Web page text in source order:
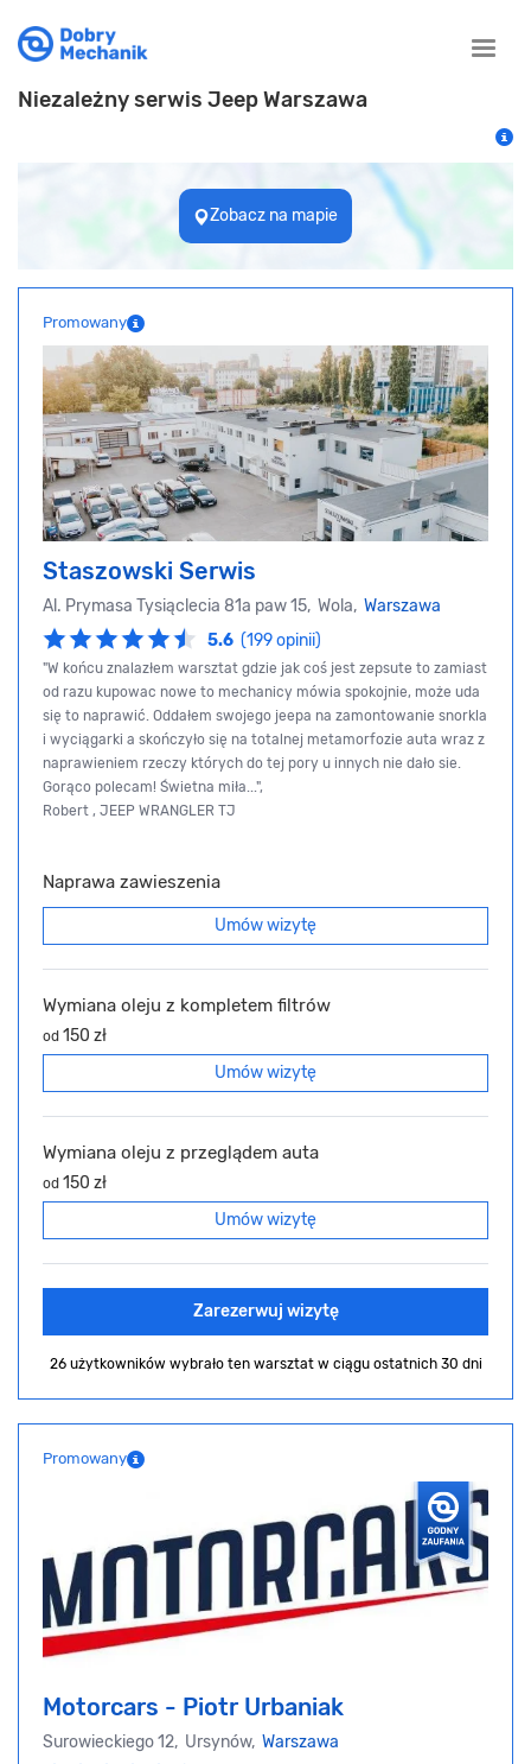
Toggle
Niezależny serwis Jeep Warszawa
Zobacz na mapie
Promowany
Staszowski Serwis
Al. Prymasa Tysiąclecia 81a paw 15, Wola, Warszawa
5.6 (199 opinii)
"W końcu znalazłem warsztat gdzie jak coś jest zepsute to zamiast
od razu kupowac nowe to mechanicy mówia spokojnie, może uda
się to naprawić. Oddałem swojego jeepa na zamontowanie snorkla
i wyciągarki a skończyło się na totalnej metamorfozie auta wraz z
naprawieniem rzeczy których do tej pory u innych nie dało sie.
Gorąco polecam! Świetna miła...",
Robert , JEEP WRANGLER TJ
Naprawa zawieszenia
Umów wizytę
Wymiana oleju z kompletem filtrów
od 150 zł
Umów wizytę
Wymiana oleju z przeglądem auta
od 150 zł
Umów wizytę
Zarezerwuj wizytę
26 użytkowników wybrało ten warsztat w ciągu ostatnich 30 dni
Promowany
Motorcars - Piotr Urbaniak
Surowieckiego 12, Ursynów, Warszawa